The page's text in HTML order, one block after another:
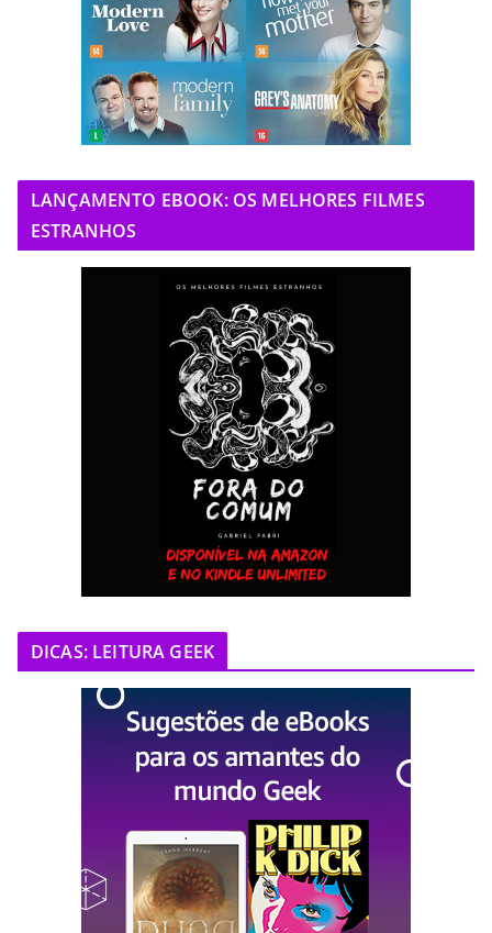
LANÇAMENTO EBOOK: OS MELHORES FILMES
ESTRANHOS
DICAS: LEITURA GEEK